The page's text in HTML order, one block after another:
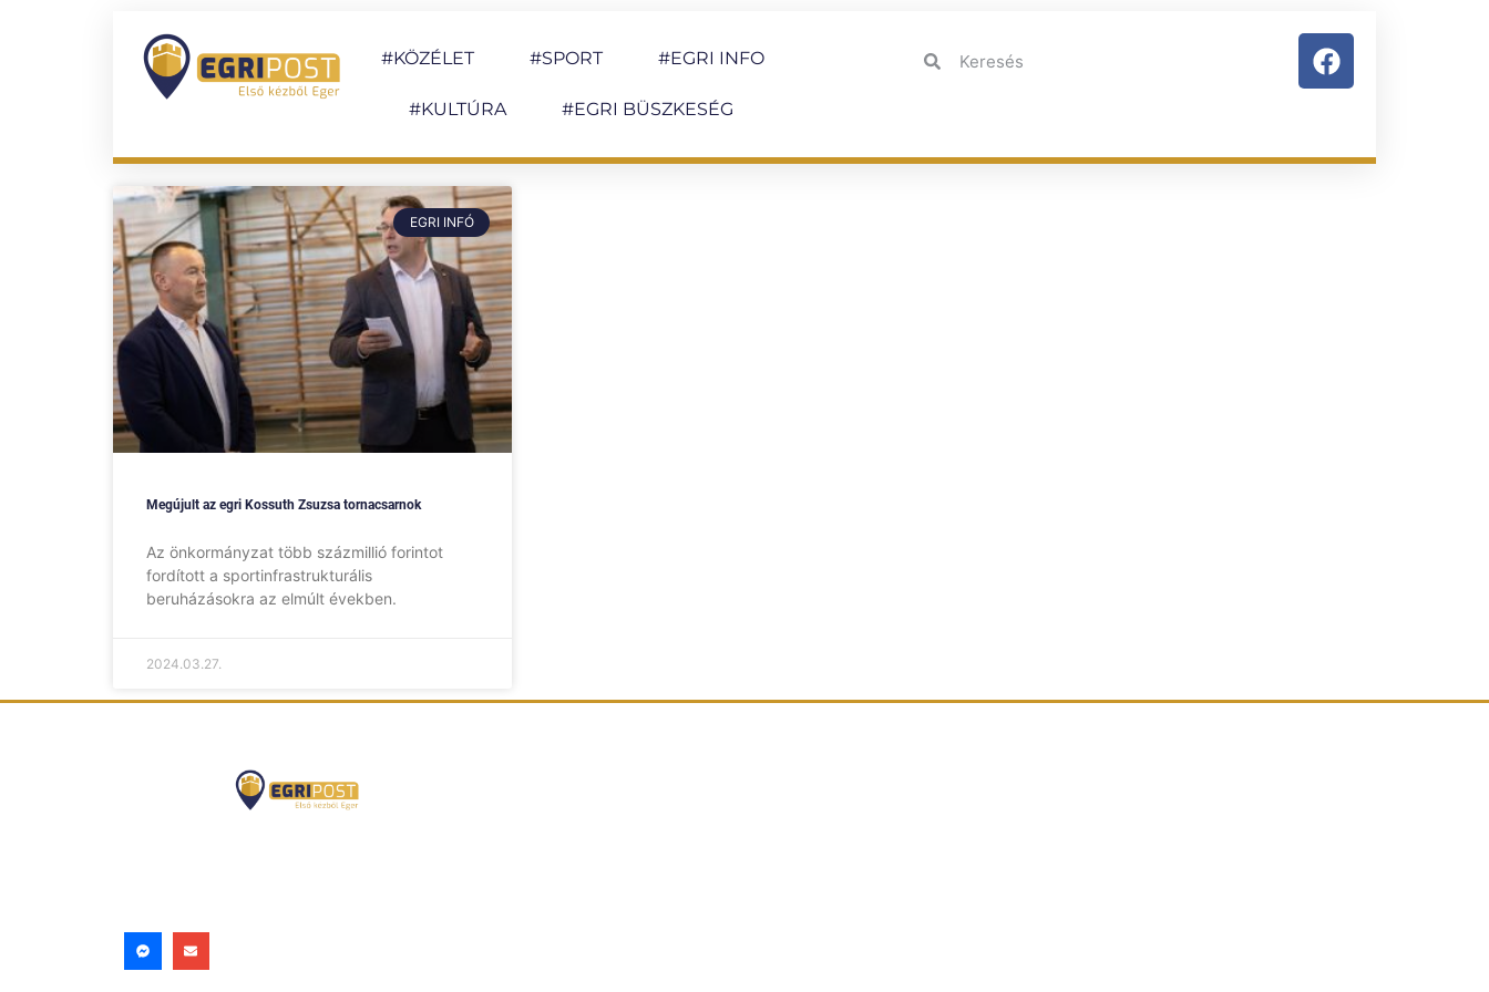
#KÖZÉLET #SPORT #EGRI INFO
#KULTÚRA #EGRI BÜSZKESÉG
EGRI INFÓ
Megújult az egri Kossuth Zsuzsa tornacsarnok
Az önkormányzat több százmillió forintot
fordított a sportinfrastrukturális
beruházásokra az elmúlt években.
2024.03.27.